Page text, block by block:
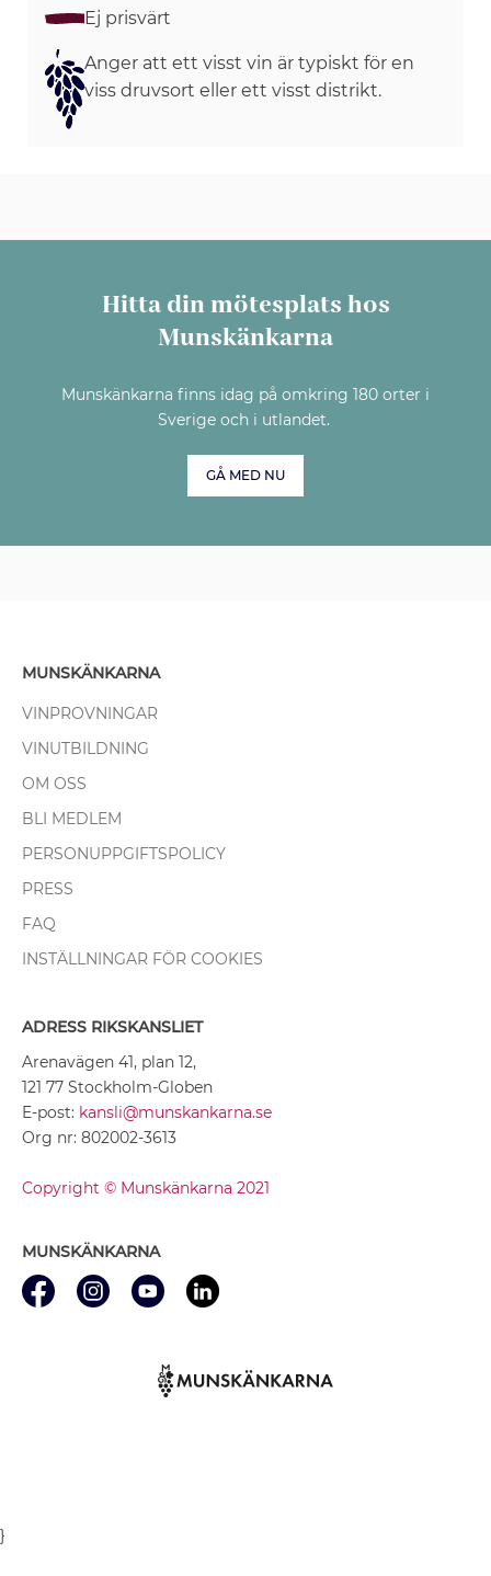
Ej prisvärt
Anger att ett visst vin är typiskt för en
viss druvsort eller ett visst distrikt.
Hitta din mötesplats hos
Munskänkarna
Munskänkarna finns idag på omkring 180 orter i
Sverige och i utlandet.
GÅ MED NU
MUNSKÄNKARNA
VINPROVNINGAR
VINUTBILDNING
OM OSS
BLI MEDLEM
PERSONUPPGIFTSPOLICY
PRESS
FAQ
INSTÄLLNINGAR FÖR COOKIES
ADRESS RIKSKANSLIET
Arenavägen 41, plan 12,
121 77 Stockholm-Globen
E-post: kansli@munskankarna.se
Org nr: 802002-3613
Copyright © Munskänkarna 2021
MUNSKÄNKARNA
}